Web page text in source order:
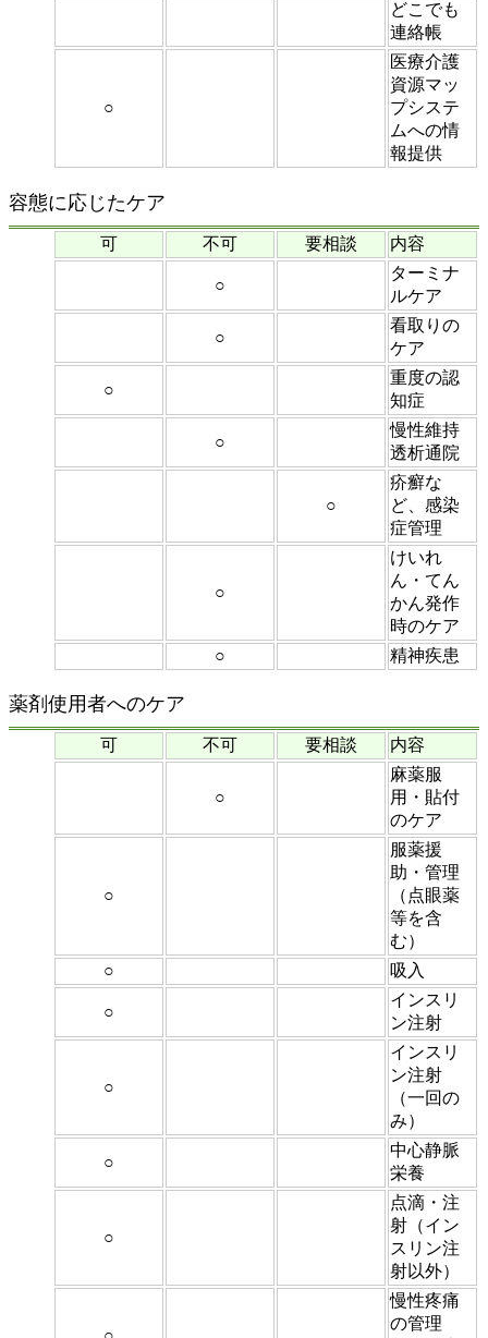
どこでも
連絡帳
○
医療介護
資源マッ
プシステ
ムへの情
報提供
容態に応じたケア
可 不可 要相談 内容
○
ターミナ
ルケア
○
看取りの
ケア
○
重度の認
知症
○
慢性維持
透析通院
○
疥癬な
ど、感染
症管理
○
けいれ
ん・てん
かん発作
時のケア
○
精神疾患
薬剤使用者へのケア
可 不可 要相談 内容
○
麻薬服
用・貼付
のケア
○
服薬援
助・管理
（点眼薬
等を含
む）
○
吸入
○
インスリ
ン注射
○
インスリ
ン注射
（一回の
み）
○
中心静脈
栄養
○
点滴・注
射（イン
スリン注
射以外）
慢性疼痛
の管理